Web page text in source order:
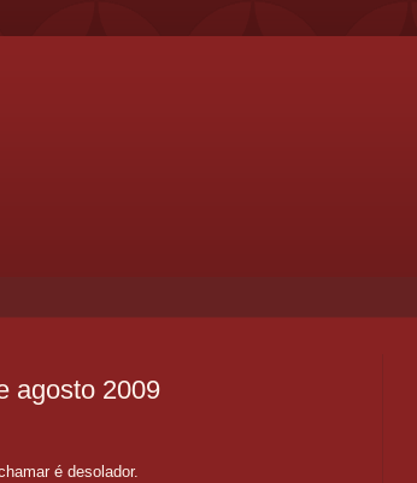
agosto 2009
é desolador.